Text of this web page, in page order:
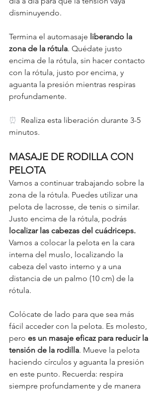
disminuyendo.
Termina el automasaje liberando la
zona de la rótula. Quédate justo
encima de la rótula, sin hacer contacto
con la rótula, justo por encima, y
aguanta la presión mientras respiras
profundamente.
⏰ Realiza esta liberación durante 3-5
minutos.
MASAJE DE RODILLA CON
PELOTA
Vamos a continuar trabajando sobre la
zona de la rótula. Puedes utilizar una
pelota de lacrosse, de tenis o similar.
Justo encima de la rótula, podrás
localizar las cabezas del cuádriceps.
Vamos a colocar la pelota en la cara
interna del muslo, localizando la
cabeza del vasto interno y a una
distancia de un palmo (10 cm) de la
rótula.
Colócate de lado para que sea más
fácil acceder con la pelota. Es molesto,
pero es un masaje eficaz para reducir la
tensión de la rodilla. Mueve la pelota
haciendo círculos y aguanta la presión
en este punto. Recuerda: respira
siempre profundamente y de manera